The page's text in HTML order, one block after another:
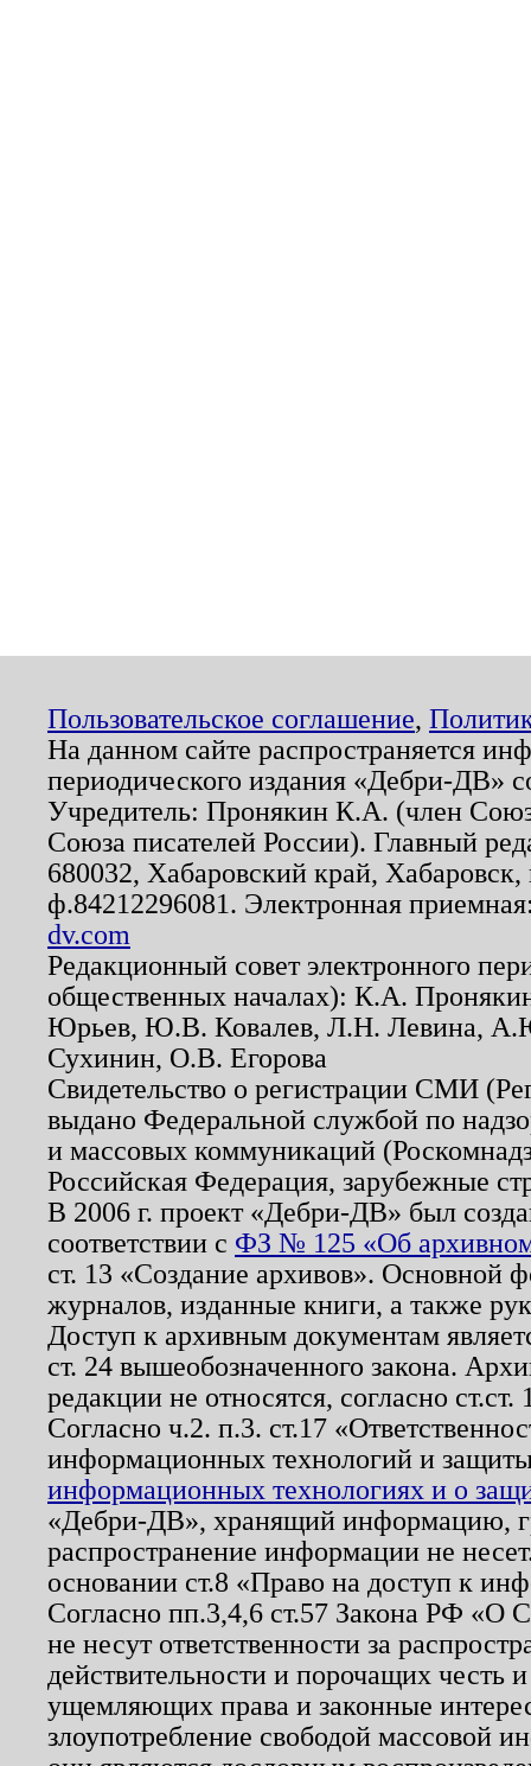
Пользовательское соглашение,
На данном сайте распространяется
периодического издания «Дебри-ДВ»
Учредитель: Пронякин К.А. (член
Союза писателей России). Главный
680032, Хабаровский край,
ф.84212296081. Электронная
dv.com
Редакционный совет электронного
общественных началах): К.А.
Юрьев, Ю.В. Ковалев, Л.Н. Левина,
Сухинин, О.В. Егорова
Свидетельство о регистрации СМИ
выдано Федеральной службой по
и массовых коммуникаций
Российская Федерация, зарубежные
В 2006 г. проект «Дебри-ДВ» был
соответствии с ФЗ № 125 «Об
ст. 13 «Создание архивов». Основной
журналов, изданные книги, а также
Доступ к архивным документам
ст. 24 вышеобозначенного закона.
редакции не относятся, согласно
Согласно ч.2. п.3. ст.17
информационных технологий и
информационных технологиях и о
«Дебри-ДВ», хранящий информацию,
распространение информации не
основании ст.8 «Право на доступ к
Согласно пп.3,4,6 ст.57 Закона РФ «О
не несут ответственности за
действительности и порочащих честь
ущемляющих права и законные
злоупотребление свободой массовой